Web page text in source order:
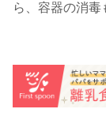
ら、容器の消毒